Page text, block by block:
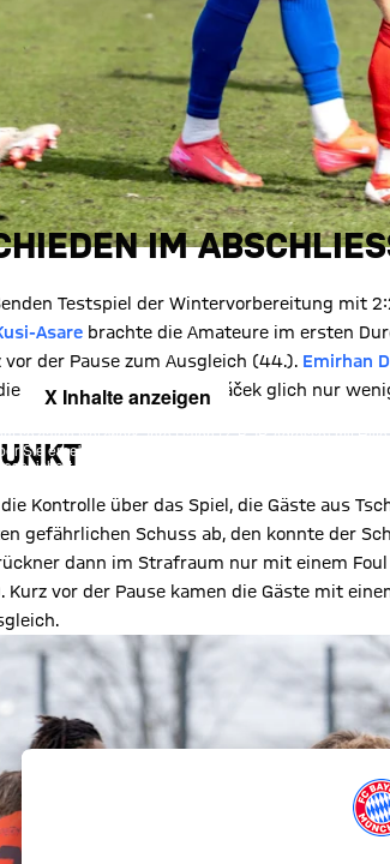
IM
Testspiel der Wintervorbereitung mit
Asare brachte die Amateure im ersten
der Pause zum Ausgleich (44.). Emirhan
Bayern (53.), Jakub Kopáček glich nur
X Inhalte anzeigen
sozialen Netzwerk, Ihre Daten (z. B. IP-Adresse) mit
Sie erheben, um Ihnen die Inhalte anzuzeigen. Diese
und Sie können dies jederzeit in der
Kontrolle über das Spiel, die Gäste aus
gefährlichen Schuss ab, den konnte der
dann im Strafraum nur mit einem
vor der Pause kamen die Gäste mit